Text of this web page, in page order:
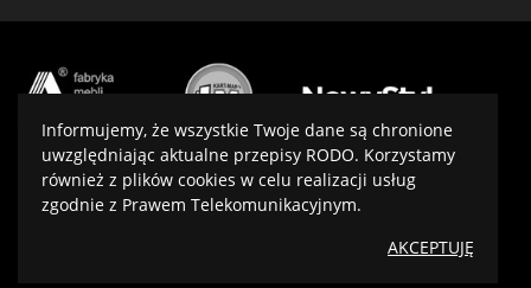
Projekt i wykonanie:virtualmedia.pl
Informujemy, że wszystkie Twoje dane są chronione
uwzględniając aktualne przepisy RODO. Korzystamy
również z plików cookies w celu realizacji usług
zgodnie z Prawem Telekomunikacyjnym.
AKCEPTUJĘ